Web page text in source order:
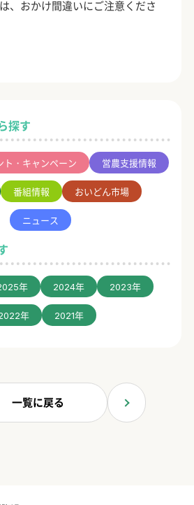
探す
ト・キャンペーン 営農支援情報
番組情報 おいどん市場
ニュース
年 2024年 2023年
年 2021年
、おかけ間違いにご注意くださ
一覧に戻る